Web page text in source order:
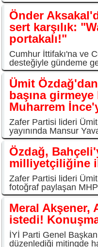
Önder
sert karşılık:
portakalı!"
Cumhur İttifakı'na ve
desteğiyle gündeme
Ümit
başına
Muharrem
Zafer Partisi lideri Ümit
yayınında Mansur
Özdağ,
milliyetçiliğine
Zafer Partisi lideri
fotoğraf paylaşan
Meral Akşener,
istedi!
İYİ Parti Genel
düzenlediği mitingde